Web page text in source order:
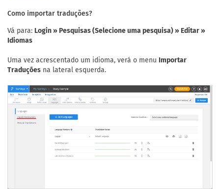
Como importar traduções?
Vá para: Login » Pesquisas (Selecione uma pesquisa) » Editar »
Idiomas
Uma vez acrescentado um idioma, verá o menu Importar
Traduções na lateral esquerda.